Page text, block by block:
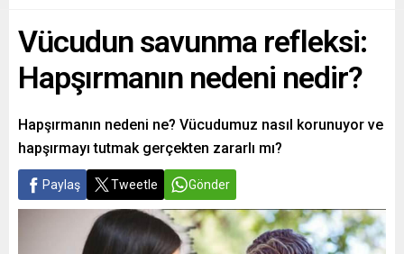
Vücudun savunma refleksi:
Hapşırmanın nedeni nedir?
Hapşırmanın nedeni ne? Vücudumuz nasıl korunuyor ve
hapşırmayı tutmak gerçekten zararlı mı?
Paylaş Tweetle Gönder